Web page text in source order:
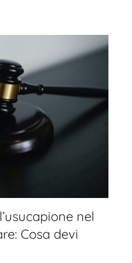
nel
Cosa devi